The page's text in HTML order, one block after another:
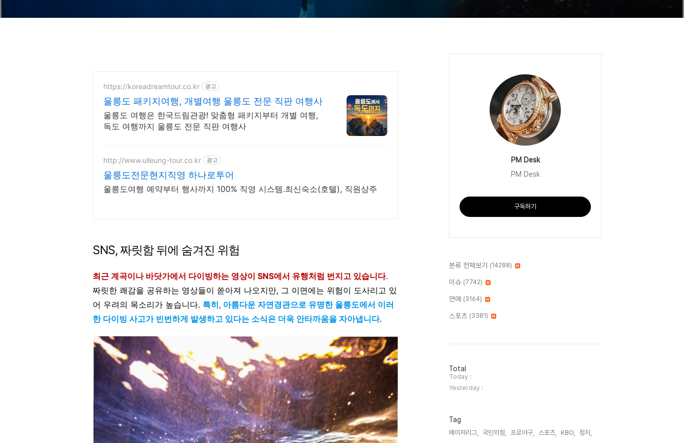
https://koreadreamtour.co.kr 광고
울릉도 패키지여행, 개별여행 울릉도 전문 직판 여행사
울릉도 여행은 한국드림관광! 맞춤형 패키지부터 개별 여행,
독도 여행까지 울릉도 전문 직판 여행사
http://www.ulleung-tour.co.kr 광고
울릉도전문현지직영 하나로투어
울릉도여행 예약부터 행사까지 100% 직영 시스템.최신숙소(호텔), 직원상주
SNS, 짜릿함 뒤에 숨겨진 위험
최근 계곡이나 바닷가에서 다이빙하는 영상이 SNS에서 유행처럼 번지고 있습니다.
짜릿한 쾌감을 공유하는 영상들이 쏟아져 나오지만, 그 이면에는 위험이 도사리고 있
어 우려의 목소리가 높습니다. 특히, 아름다운 자연경관으로 유명한 울릉도에서 이러
한 다이빙 사고가 빈번하게 발생하고 있다는 소식은 더욱 안타까움을 자아냅니다.
PM Desk
PM Desk
구독하기
분류 전체보기 (14288)
이슈 (7742)
연예 (3164)
스포츠 (3381)
방
문
자
수
Total
Today :
Yesterday :
Tag
메이저리그, 국민의힘, 프로야구, 스포츠, KBO,
정치,